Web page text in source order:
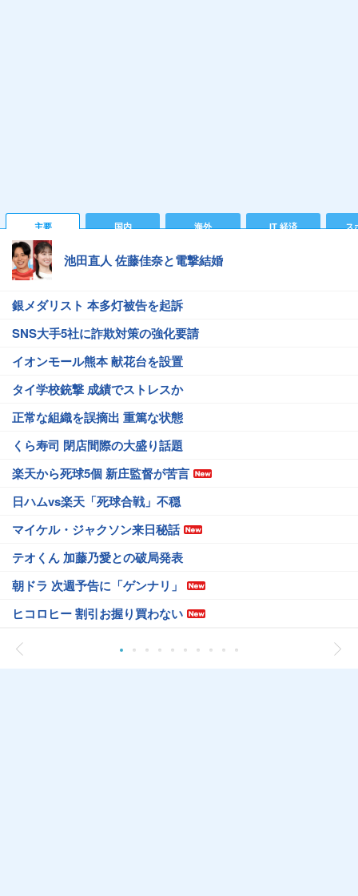
主要 国内 海外 IT 経済 ス
池田直人 佐藤佳奈と電撃結婚
銀メダリスト 本多灯被告を起訴
SNS大手5社に詐欺対策の強化要請
イオンモール熊本 献花台を設置
タイ学校銃撃 成績でストレスか
正常な組織を誤摘出 重篤な状態
くら寿司 閉店間際の大盛り話題
楽天から死球5個 新庄監督が苦言
日ハムvs楽天「死球合戦」不穏
マイケル・ジャクソン来日秘話
テオくん 加藤乃愛との破局発表
朝ドラ 次週予告に「ゲンナリ」
ヒコロヒー 割引お握り買わない